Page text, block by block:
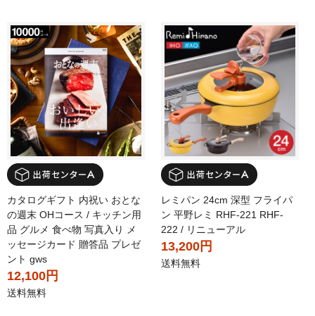
カタログギフト 内祝い おとな
の週末 OHコース / キッチン用
品 グルメ 食べ物 写真入り メ
ッセージカード 贈答品 プレゼ
ント gws
12,100円
送料無料
レミパン 24cm 深型 フライパ
ン 平野レミ RHF-221 RHF-
222 / リニューアル
13,200円
送料無料